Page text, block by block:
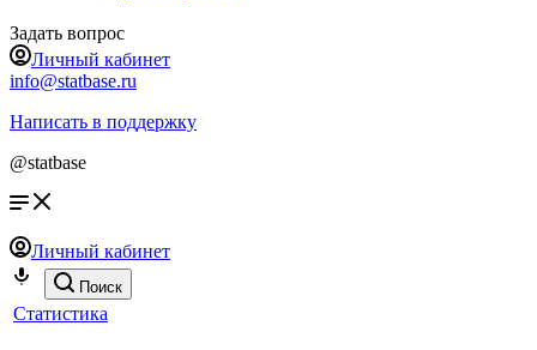
Задать вопрос
Личный кабинет
info@statbase.ru
Написать в поддержку
@statbase
Личный кабинет
Поиск
Статистика